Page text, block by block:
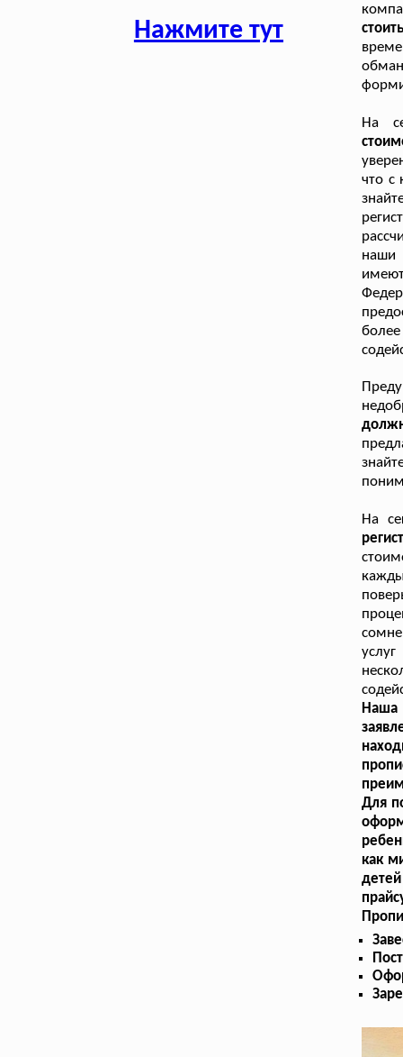
Нажмите тут
На
что с
наши
На
Наша
Для
как